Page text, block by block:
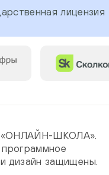
лицензия
ШКОЛА».
дизайн защищены.